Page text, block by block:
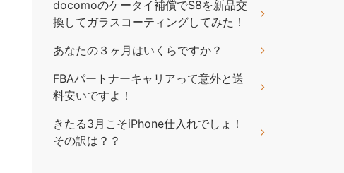
docomoのケータイ補償でS8を新品交
換してガラスコーティングしてみた！
あなたの３ヶ月はいくらですか？
FBAパートナーキャリアって意外と送
料安いですよ！
きたる3月こそiPhone仕入れでしょ！
その訳は？？